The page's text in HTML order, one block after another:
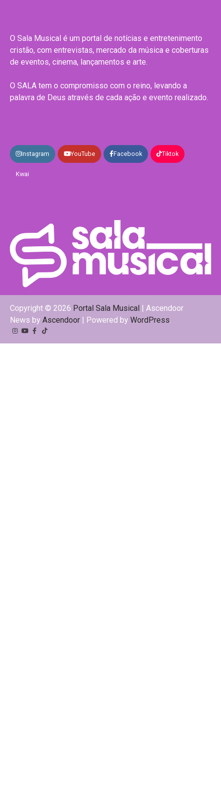
O Sala Musical é um portal de notícias e entretenimento
cristão, com entrevistas, mercado da música e coberturas
de eventos, cinema, lançamentos e arte.
O SALA tem o compromisso com o reino, levando a
palavra de Deus através de cada ação e evento realizado.
Instagram YouTube Facebook Tiktok
Kwai
Copyright © 2026 Portal Sala Musical | Ascendoor
News by Ascendoor | Powered by WordPress.
Instagram
YouTube
Facebook
Tiktok